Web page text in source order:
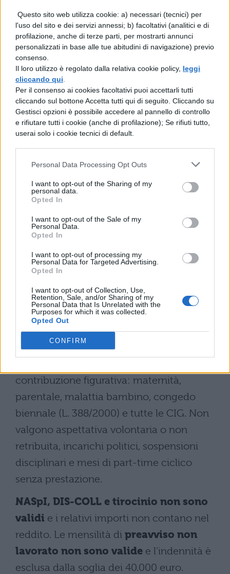
Questo sito web utilizza cookie: a) necessari (tecnici) per
l'uso del sito e dei servizi annessi; b) facoltativi (analitici e di
profilazione, anche di terze parti, per mostrarti annunci
personalizzati in base alle tue abitudini di navigazione) previo
consenso.
Il loro utilizzo è regolato dalla relativa cookie policy, leggi
cliccando qui
Per il consenso ai cookies facoltativi puoi accettarli tutti
cliccando sul bottone Accetta tutti qui di seguito. Cliccando su
Gestisci opzioni è possibile accedere al pannello di controllo
e rifiutare tutti i cookie (anche di profilazione); Se rifiuti tutto,
userai solo i cookie tecnici di default.
Personal Data Processing Opt Outs
I want to opt-out of the Sharing of my
personal data.
Opted In
I want to opt-out of the Sale of my
Personal Data.
Opted In
I want to opt-out of processing my
Personal Data for Targeted Advertising.
Opted In
I want to opt-out of Collection, Use,
Retention, Sale, and/or Sharing of my
Personal Data that Is Unrelated with the
Purposes for which it was collected.
Opted Out
CONFIRM
Ai fini del bonusvalgono tutti i figli ,
naturali, adottivi o in affido,
indipendentemente da convivenza, carico
fiscale o nucleo ISEE, purché la madre non
sia sospesa o decaduta dalla responsabilità
genitoriale. Per adozioni e affidi rileva
esclusivamente ladata di nascita del
minore.
Se nel 2025 nasce il terzo figlio, la domanda
resta unica: la nascita puòmaturare il
diritto(se prima non spettava) oppure
farlo cessare
indeterminato che accedono alla
decontribuzione. In caso di nascita dopo il
28 ottobre 2025, la domanda si presenta
entro il31 gennaio 2026.
La compatibilità con sospensioni
e congedi
Il bonus è compatibile conmaternità e
parentalese il rapporto è vigente. Sono
contribuzione figurativa: maternità,
parentale, malattia bambino, congedo
biennale (L. 388/2000) e tutte le CIG. Non
valgono aspettativa volontaria o non
retribuita, incarichi politici, sospensioni
disciplinari e mesi di part-time ciclico
senza prestazione.
NASpI, DIS-COLL e tirocinio non sono
validi e i relativi importi non contano nel
reddito. Le mensilità di preavviso non
lavorato non sono valide e l’indennità è
esclusa dalla soglia dei 40.000 euro.